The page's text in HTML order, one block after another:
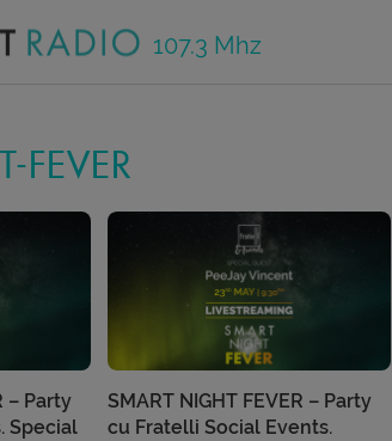
107.3 Mhz
FEVER
– Party
Special
SMART NIGHT FEVER – Party
cu Fratelli Social Events.